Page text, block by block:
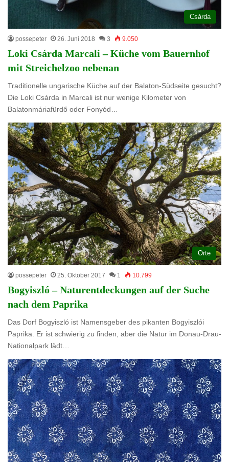
Csárda
possepeter 26. Juni 2018 3 9.050
Loki Csárda Marcali – Küche vom Bauernhof
mit Streichelzoo nebenan
Traditionelle ungarische Küche auf der Balaton-Südseite gesucht?
Die Loki Csárda in Marcali ist nur wenige Kilometer von
Balatonmáriafürdő oder Fonyód…
Orte
possepeter 25. Oktober 2017 1 10.799
Bogyiszló – Naturentdeckungen auf der Suche
nach dem Paprika
Das Dorf Bogyiszló ist Namensgeber des pikanten Bogyiszlói
Paprika. Er ist schwierig zu finden, aber die Natur im Donau-Drau-
Nationalpark lädt…